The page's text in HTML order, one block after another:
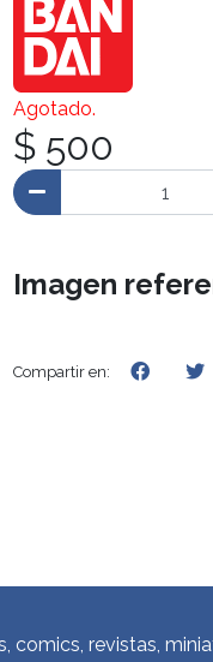
Agotado.
$ 500
Imagen
Compartir en:
comics, revistas,